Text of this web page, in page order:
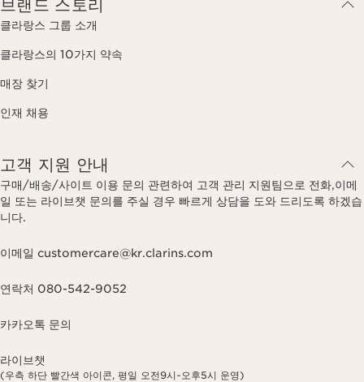
브랜드 스토리
클라랑스 그룹 소개
클라랑스의 10가지 약속
매장 찾기
인재 채용
고객 지원 안내
구매/배송/사이트 이용 문의 관련하여 고객 관리 지원팀으로 전화,이메
일 또는 라이브챗 문의를 주실 경우 빠르게 상담을 도와 드리도록 하겠습
니다.
이메일 customercare@kr.clarins.com
연락처 080-542-9052
카카오톡 문의
라이브챗
(우측 하단 빨간색 아이콘, 평일 오전9시~오후5시 운영)